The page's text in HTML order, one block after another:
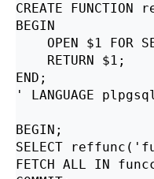
CREATE
BEGIN
OPEN $1 FOR
    RETURN $1;
END;
' LANGUAGE
BEGIN;
SELECT
FETCH ALL IN